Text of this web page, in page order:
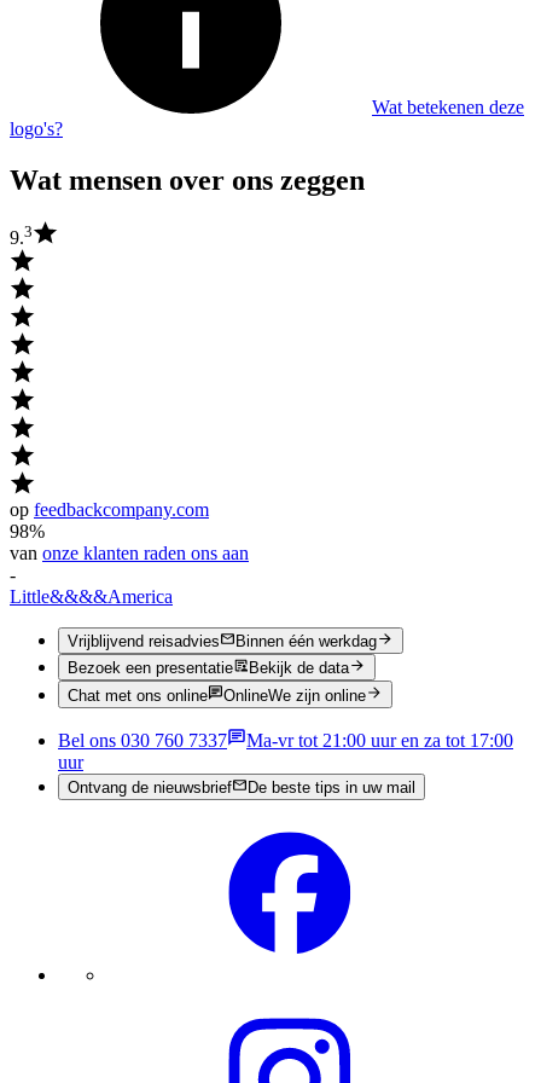
Wat betekenen deze
logo's?
Wat mensen over ons zeggen
9.3
op feedbackcompany.com
98%
van onze klanten raden ons aan
-
Little&&&&America
Vrijblijvend reisadvies
Binnen één werkdag
Bezoek een presentatie
Bekijk de data
Chat met ons online
OnlineWe zijn online
Bel ons 030 760 7337
Ma-vr tot 21:00 uur en za tot 17:00
uur
Ontvang de nieuwsbrief De beste tips in uw mail